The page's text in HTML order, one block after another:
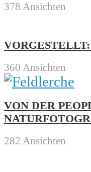
378 Ansichten
360 Ansichten
VON DER
282 Ansichten